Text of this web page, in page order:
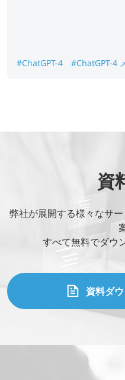
#ChatGPT-4 #ChatGPT-4
資
弊社が展開する様々なサ
すべて無料でダウ
資料ダ